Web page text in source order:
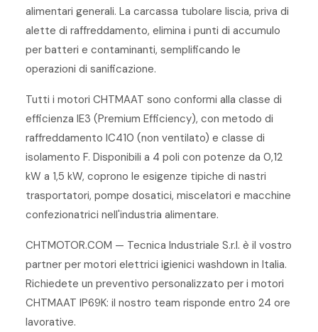
alimentari generali. La carcassa tubolare liscia, priva di
alette di raffreddamento, elimina i punti di accumulo
per batteri e contaminanti, semplificando le
operazioni di sanificazione.
Tutti i motori CHTMAAT sono conformi alla classe di
efficienza IE3 (Premium Efficiency), con metodo di
raffreddamento IC410 (non ventilato) e classe di
isolamento F. Disponibili a 4 poli con potenze da 0,12
kW a 1,5 kW, coprono le esigenze tipiche di nastri
trasportatori, pompe dosatici, miscelatori e macchine
confezionatrici nell'industria alimentare.
CHTMOTOR.COM — Tecnica Industriale S.r.l. è il vostro
partner per motori elettrici igienici washdown in Italia.
Richiedete un preventivo personalizzato per i motori
CHTMAAT IP69K: il nostro team risponde entro 24 ore
lavorative.